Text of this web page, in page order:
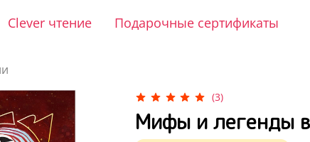
Clever чтение Подарочные сертификаты
(3)
Мифы и легенды